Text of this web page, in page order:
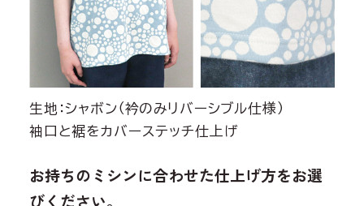
生地：シャボン（衿のみリバーシブル仕様）
袖口と裾をカバーステッチ仕上げ
お持ちのミシンに合わせた仕上げ方をお選
びください。